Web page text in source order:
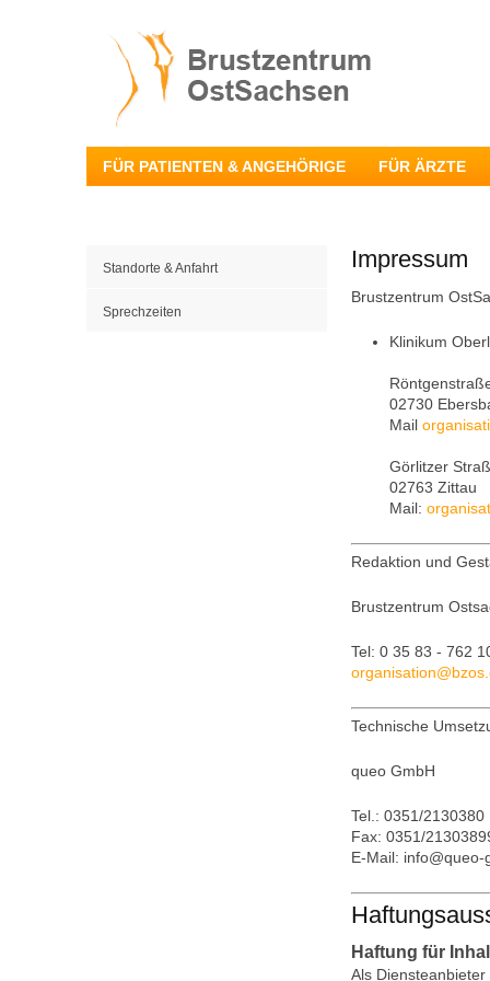
FÜR PATIENTEN & ANGEHÖRIGE FÜR ÄRZTE
Standorte & Anfahrt
Sprechzeiten
Impressum
Brustzentrum
Klinikum
02730
Mail
Görlitzer
02763 Zittau
Mail:
Redaktion und
Brustzentrum
Tel: 0 35 83 - 762
organisation@ bzos.
Technische
queo GmbH
Tel.: 0351/2130380
Fax: 0351/
E-Mail: info@queo-
Haftung für
Als